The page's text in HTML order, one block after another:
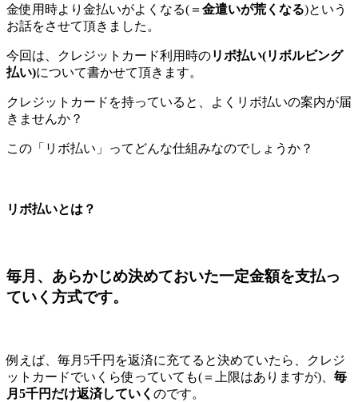
金使用時より金払いがよくなる(＝ 金遣いが荒くなる)という
お話をさせて頂きました。
今回は、クレジットカード利用時のリボ払い(リボルビング
払い)について書かせて頂きます。
クレジットカードを持っていると、よくリボ払いの案内が届
きませんか？
この「リボ払い」ってどんな仕組みなのでしょうか？
リボ払いとは？
毎月 、あらかじめ決めておいた一定金額を支払っ
ていく方式です。
例えば、毎月5千円を返済に充てると決めていたら、クレジ
ットカードでいくら使っていても(＝上限はありますが)、 毎
月5千円だけ返済していく のです。